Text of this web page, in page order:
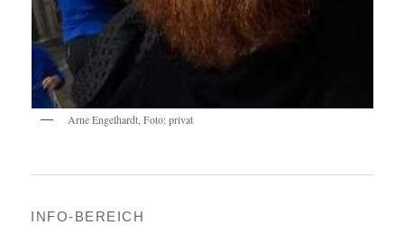
Arne Engelhardt, Foto: privat
INFO-BEREICH